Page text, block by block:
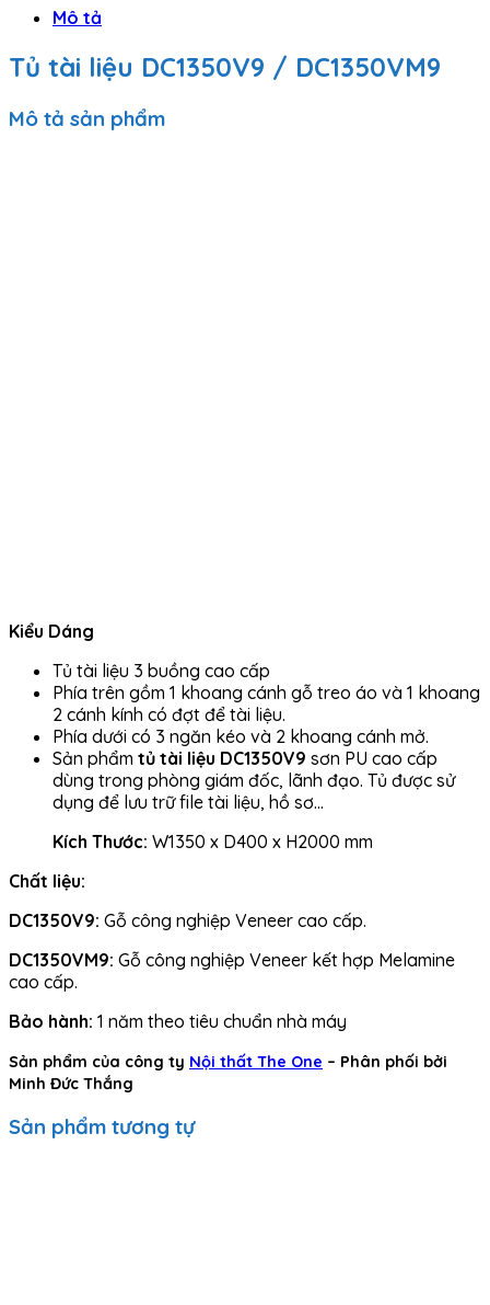
Mô tả
Tủ tài liệu DC1350V9 / DC1350VM9
Mô tả sản phẩm
Kiểu Dáng
Tủ tài liệu 3 buồng cao cấp
Phía trên gồm 1 khoang cánh gỗ treo áo và 1 khoang
2 cánh kính có đợt để tài liệu.
Phía dưới có 3 ngăn kéo và 2 khoang cánh mở.
Sản phẩm tủ tài liệu DC1350V9 sơn PU cao cấp
dùng trong phòng giám đốc, lãnh đạo. Tủ được sử
dụng để lưu trữ file tài liệu, hồ sơ…
Kích Thước: W1350 x D400 x H2000 mm
Chất liệu:
DC1350V9: Gỗ công nghiệp Veneer cao cấp.
DC1350VM9: Gỗ công nghiệp Veneer kết hợp Melamine
cao cấp.
Bảo hành: 1 năm theo tiêu chuẩn nhà máy
Sản phẩm của công ty Nội thất The One – Phân phối bởi
Minh Đức Thắng
Sản phẩm tương tự